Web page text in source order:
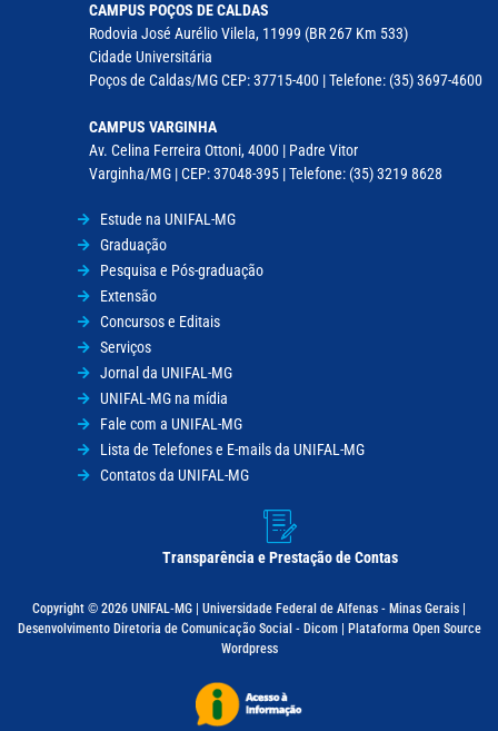
CAMPUS POÇOS DE CALDAS
Rodovia José Aurélio Vilela, 11999 (BR 267 Km 533)
Cidade Universitária
Poços de Caldas/MG CEP: 37715-400 | Telefone: (35) 3697-4600
CAMPUS VARGINHA
Av. Celina Ferreira Ottoni, 4000 | Padre Vitor
Varginha/MG | CEP: 37048-395 | Telefone: (35) 3219 8628
Estude na UNIFAL-MG
Graduação
Pesquisa e Pós-graduação
Extensão
Concursos e Editais
Serviços
Jornal da UNIFAL-MG
UNIFAL-MG na mídia
Fale com a UNIFAL-MG
Lista de Telefones e E-mails da UNIFAL-MG
Contatos da UNIFAL-MG
Transparência e Prestação de Contas
Copyright © 2026 UNIFAL-MG | Universidade Federal de Alfenas - Minas Gerais |
Desenvolvimento Diretoria de Comunicação Social - Dicom | Plataforma Open Source
Wordpress